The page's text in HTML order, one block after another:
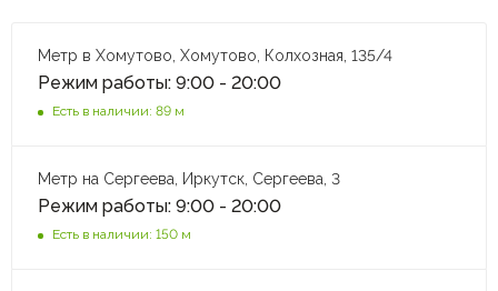
Метр в Хомутово, Хомутово, Колхозная, 135/4
Режим работы: 9:00 - 20:00
Есть в наличии: 89 м
Метр на Сергеева, Иркутск, Сергеева, 3
Режим работы: 9:00 - 20:00
Есть в наличии: 150 м